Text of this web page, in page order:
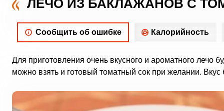
ЛЕЧО ИЗ БАКЛАЖАНОВ С
Сообщить об ошибке Калорийность
Для приготовления очень вкусного и ароматного лечо
можно взять и готовый томатный сок при желании. Вкус